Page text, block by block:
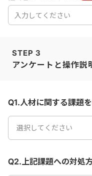
STEP 3
アンケートと操作説
Q1.人材に関する課題
選択してください
Q2.上記課題への対処